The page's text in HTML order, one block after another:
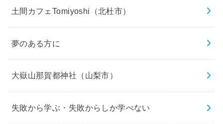
土間カフェTomiyoshi（北杜市）
夢のある方に
大嶽山那賀都神社（山梨市）
失敗から学ぶ・失敗からしか学べない